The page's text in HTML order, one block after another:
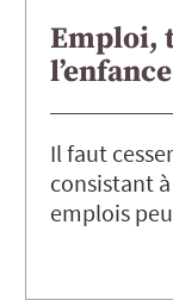
Emploi,
l’enfance
Il faut
consistant
emplois